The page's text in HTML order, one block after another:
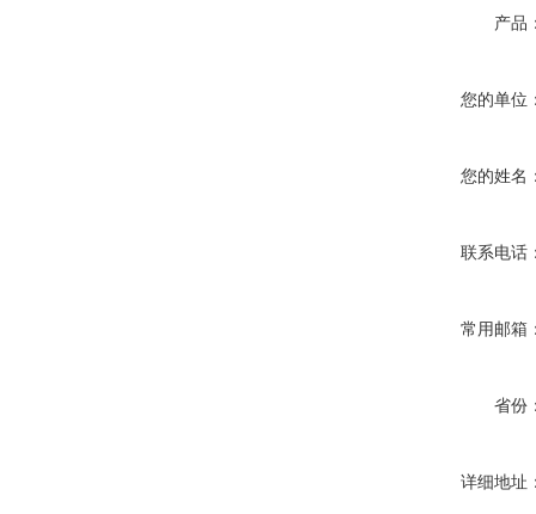
产品
您的单位
您的姓名
联系电话
常用邮箱
省份
详细地址